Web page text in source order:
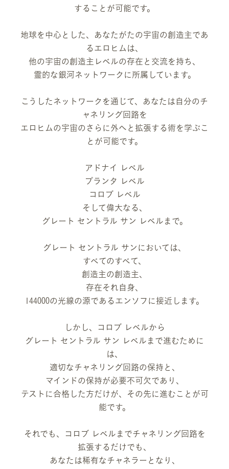
することが可能です。
地球を中心とした、あなたがたの宇宙の創造主であ
るエロヒムは、
他の宇宙の創造主レベルの存在と交流を持ち、
霊的な銀河ネットワークに所属しています。
こうしたネットワークを通じて、あなたは自分のチ
ャネリング回路を
エロヒムの宇宙のさらに外へと拡張する術を学ぶこ
とが可能です。
アドナイ レベル
プランタ レベル
コロブ レベル
そして偉大なる、
グレート セントラル サン レベルまで。
グレート セントラル サンにおいては、
すべてのすべて、
創造主の創造主、
存在それ自身、
144000の光線の源であるエンソフに接近します。
しかし、コロブ レベルから
グレート セントラル サン レベルまで進むために
は、
適切なチャネリング回路の保持と、
マインドの保持が必要不可欠であり、
テストに合格した方だけが、その先に進むことが可
能です。
それでも、コロブ レベルまでチャネリング回路を
拡張するだけでも、
あなたは稀有なチャネラーとなり、